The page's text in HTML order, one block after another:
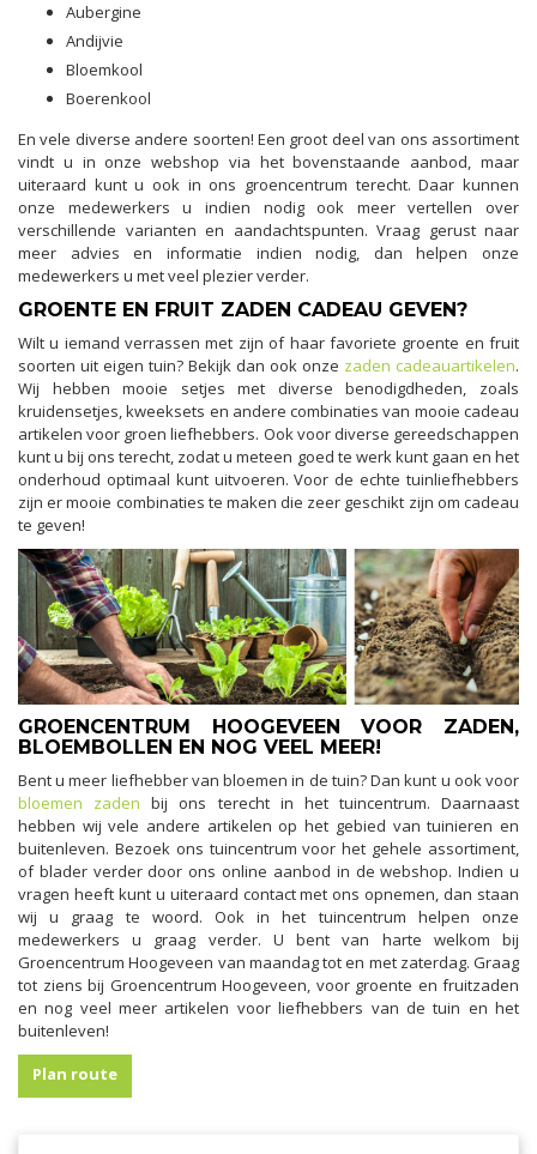
Aubergine
Andijvie
Bloemkool
Boerenkool
En vele diverse andere soorten! Een groot deel van ons assortiment
vindt u in onze webshop via het bovenstaande aanbod, maar
uiteraard kunt u ook in ons groencentrum terecht. Daar kunnen
onze medewerkers u indien nodig ook meer vertellen over
verschillende varianten en aandachtspunten. Vraag gerust naar
meer advies en informatie indien nodig, dan helpen onze
medewerkers u met veel plezier verder.
GROENTE EN FRUIT ZADEN CADEAU GEVEN?
Wilt u iemand verrassen met zijn of haar favoriete groente en fruit
soorten uit eigen tuin? Bekijk dan ook onze zaden cadeauartikelen.
Wij hebben mooie setjes met diverse benodigdheden, zoals
kruidensetjes, kweeksets en andere combinaties van mooie cadeau
artikelen voor groen liefhebbers. Ook voor diverse gereedschappen
kunt u bij ons terecht, zodat u meteen goed te werk kunt gaan en het
onderhoud optimaal kunt uitvoeren. Voor de echte tuinliefhebbers
zijn er mooie combinaties te maken die zeer geschikt zijn om cadeau
te geven!
GROENCENTRUM HOOGEVEEN VOOR ZADEN,
BLOEMBOLLEN EN NOG VEEL MEER!
Bent u meer liefhebber van bloemen in de tuin? Dan kunt u ook voor
bloemen zaden bij ons terecht in het tuincentrum. Daarnaast
hebben wij vele andere artikelen op het gebied van tuinieren en
buitenleven. Bezoek ons tuincentrum voor het gehele assortiment,
of blader verder door ons online aanbod in de webshop. Indien u
vragen heeft kunt u uiteraard contact met ons opnemen, dan staan
wij u graag te woord. Ook in het tuincentrum helpen onze
medewerkers u graag verder. U bent van harte welkom bij
Groencentrum Hoogeveen van maandag tot en met zaterdag. Graag
tot ziens bij Groencentrum Hoogeveen, voor groente en fruitzaden
en nog veel meer artikelen voor liefhebbers van de tuin en het
buitenleven!
Plan route